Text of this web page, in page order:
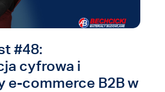
#48:
cyfrowa i
e-commerce B2B w